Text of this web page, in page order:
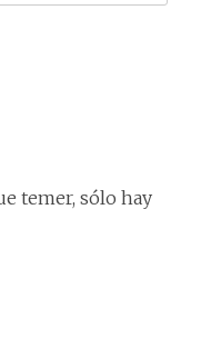
temer, sólo hay